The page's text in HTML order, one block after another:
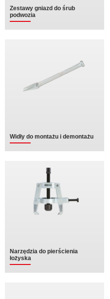
Zestawy gniazd do śrub
podwozia
Widły do montażu i demontażu
Narzędzia do pierścienia
łożyska